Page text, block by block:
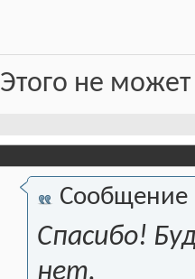
Этого не
Сообщение
Спасибо!
нет.